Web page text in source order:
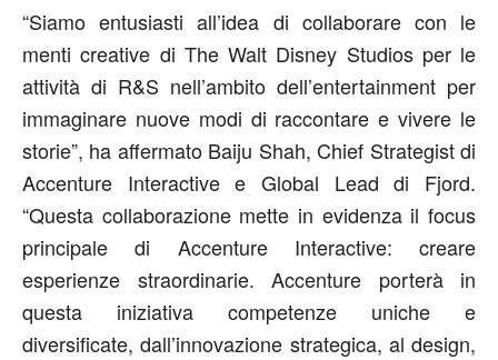
“Siamo entusiasti all’idea di collaborare con le
menti creative di The Walt Disney Studios per le
attività di R&S nell’ambito dell’entertainment per
immaginare nuove modi di raccontare e vivere le
storie”, ha affermato Baiju Shah, Chief Strategist di
Accenture Interactive e Global Lead di Fjord.
“Questa collaborazione mette in evidenza il focus
principale di Accenture Interactive: creare
esperienze straordinarie. Accenture porterà in
questa iniziativa competenze uniche e
diversificate, dall’innovazione strategica, al design,